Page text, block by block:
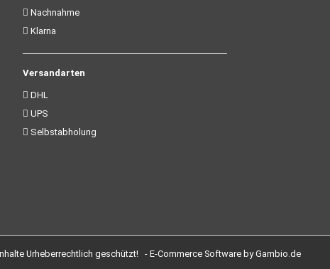
Nachnahme
Klarna
Versandarten
DHL
UPS
Selbstabholung
Urheberrechtlich geschützt! -E-Commerce Software by Gambio.de